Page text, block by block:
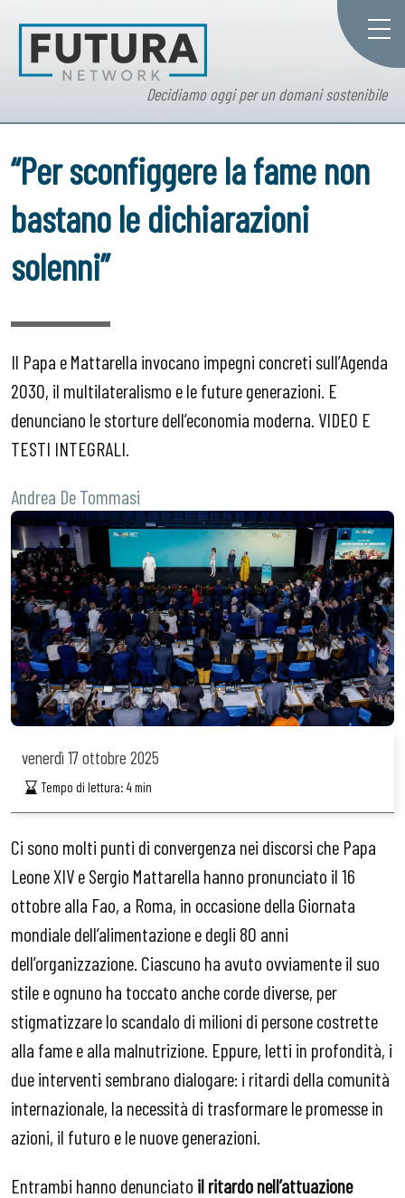
Decidiamo oggi per un domani sostenibile
“Per sconfiggere la fame non
bastano le dichiarazioni
solenni”
Il Papa e Mattarella invocano impegni concreti sull’Agenda
2030, il multilateralismo e le future generazioni. E
denunciano le storture dell’economia moderna. VIDEO E
TESTI INTEGRALI.
Andrea De Tommasi
venerdì 17 ottobre 2025
Tempo di lettura:4min
Ci sono molti punti di convergenza nei discorsi che Papa
Leone XIV e Sergio Mattarella hanno pronunciato il 16
ottobre alla Fao, a Roma, in occasione della Giornata
mondiale dell’alimentazione e degli 80 anni
dell’organizzazione. Ciascuno ha avuto ovviamente il suo
stile e ognuno ha toccato anche corde diverse, per
stigmatizzare lo scandalo di milioni di persone costrette
alla fame e alla malnutrizione. Eppure, letti in profondità, i
due interventi sembrano dialogare: i ritardi della comunità
internazionale, la necessità di trasformare le promesse in
azioni, il futuro e le nuove generazioni.
Entrambi hanno denunciato il ritardo nell’attuazione